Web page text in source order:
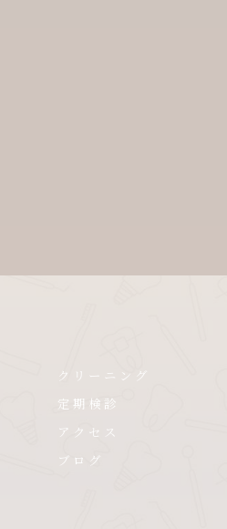
クリーニング
定期検診
アクセス
ブログ